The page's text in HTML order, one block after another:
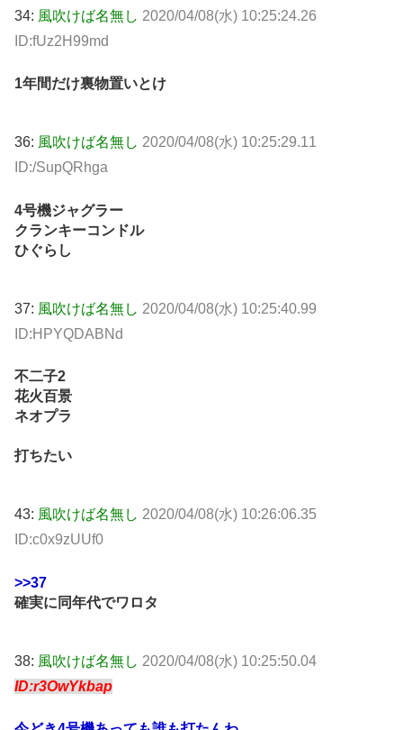
34: 風吹けば名無し 2020/04/08(水) 10:25:24.26
ID:fUz2H99md
1年間だけ裏物置いとけ
36: 風吹けば名無し 2020/04/08(水) 10:25:29.11
ID:/SupQRhga
4号機ジャグラー
クランキーコンドル
ひぐらし
37: 風吹けば名無し 2020/04/08(水) 10:25:40.99
ID:HPYQDABNd
不二子2
花火百景
ネオプラ
打ちたい
43: 風吹けば名無し 2020/04/08(水) 10:26:06.35
ID:c0x9zUUf0
>>37
確実に同年代でワロタ
38: 風吹けば名無し 2020/04/08(水) 10:25:50.04
ID:r3OwYkbap